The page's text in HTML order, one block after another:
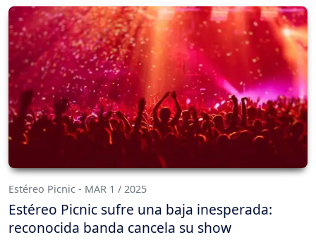
Estéreo Picnic - MAR 1 / 2025
Estéreo Picnic sufre una baja inesperada:
reconocida banda cancela su show